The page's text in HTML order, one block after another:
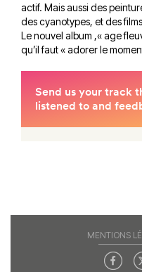
actif. Mais aussi des
des cyanotypes, et des
Le nouvel album ,« age
qu’il faut « adorer le
MENTIONS